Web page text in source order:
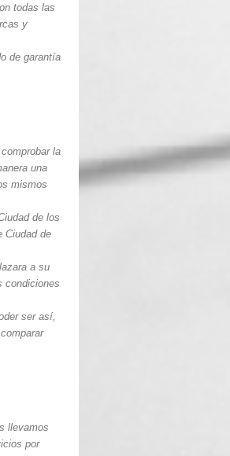
todas las
y
de garantía
la
una
mismos
de los
Ciudad de
a su
condiciones
ser así,
llevamos
por